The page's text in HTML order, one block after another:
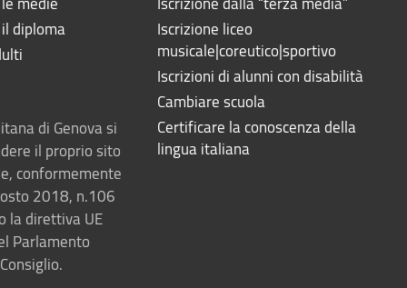
diploma
di Genova si
il proprio sito
conformemente
2018, n.106
la direttiva UE
Parlamento
Iscrizione liceo
musicale|coreutico|sportivo
Iscrizioni di alunni con disabilità
Cambiare scuola
Certificare la conoscenza della
lingua italiana